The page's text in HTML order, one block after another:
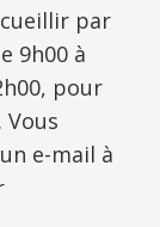
par
9h00 à
pour
e-mail à